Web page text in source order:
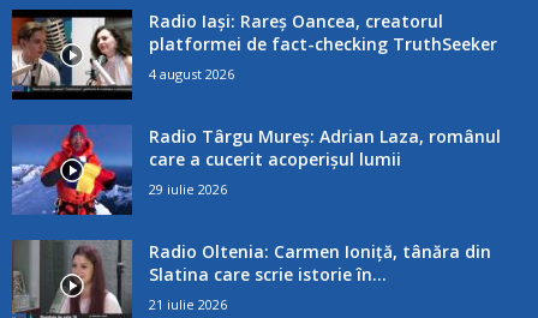
Radio Iași: Rareș Oancea, creatorul
platformei de fact-checking TruthSeeker
4 august 2026
Radio Târgu Mureș: Adrian Laza, românul
care a cucerit acoperișul lumii
29 iulie 2026
Radio Oltenia: Carmen Ioniță, tânăra din
Slatina care scrie istorie în...
21 iulie 2026